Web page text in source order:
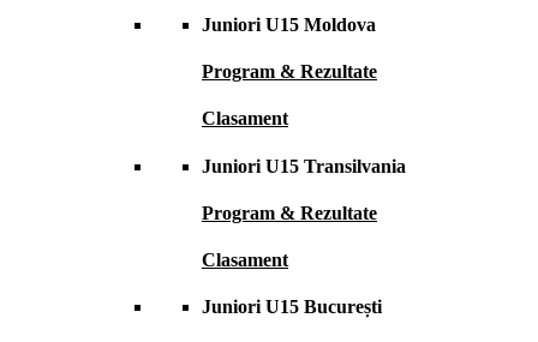
Juniori U15 Moldova
Program & Rezultate
Clasament
Juniori U15 Transilvania
Program & Rezultate
Clasament
Juniori U15 București